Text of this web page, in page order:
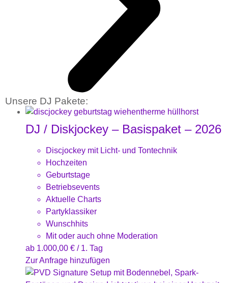
Unsere DJ Pakete:
DJ / Diskjockey – Basispaket – 2026
Discjockey mit Licht- und Tontechnik
Hochzeiten
Geburtstage
Betriebsevents
Aktuelle Charts
Partyklassiker
Wunschhits
Mit oder auch ohne Moderation
ab 1.000,00 € / 1. Tag
Zur Anfrage hinzufügen